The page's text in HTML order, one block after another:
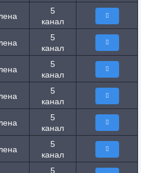
5
канал
5
канал
5
канал
5
канал
5
канал
5
канал
5